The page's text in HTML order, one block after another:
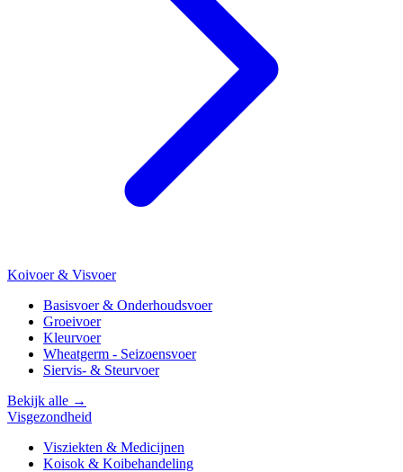
Koivoer & Visvoer
Basisvoer & Onderhoudsvoer
Groeivoer
Kleurvoer
Wheatgerm - Seizoensvoer
Siervis- & Steurvoer
Bekijk alle →
Visgezondheid
Visziekten & Medicijnen
Koisok & Koibehandeling